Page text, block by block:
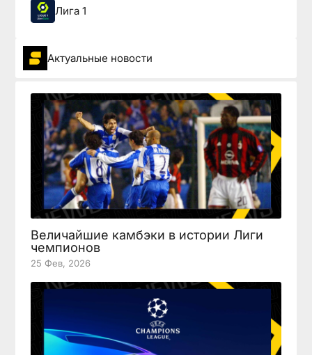
Лига 1
Актуальные новости
Величайшие камбэки в истории Лиги
чемпионов
25 Фев, 2026